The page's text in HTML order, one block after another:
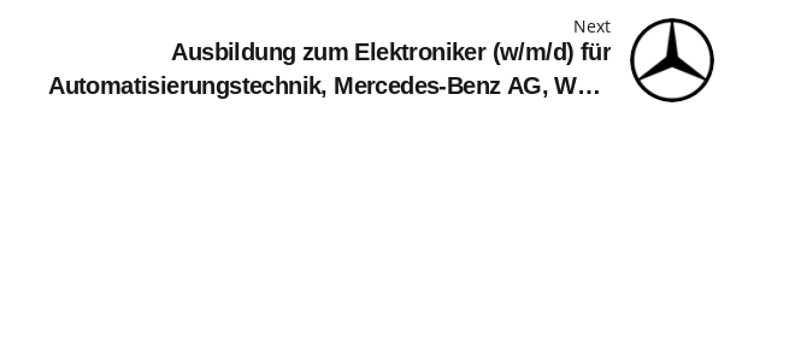
Next
Ausbildung zum Elektroniker (w/m/d) für
Automatisierungstechnik, Mercedes-Benz AG, Werk